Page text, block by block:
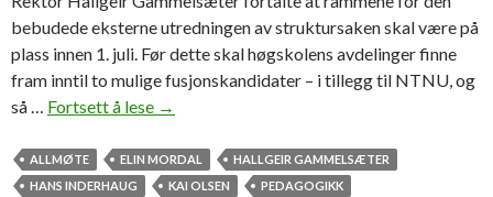
d
l
i
bebudede eksterne utredningen av struktursaken skal være på
plass innen 1. juli. Før dette skal høgskolens avdelinger finne
fram inntil to mulige fusjonskandidater – i tillegg til NTNU, og
så … Fortsett å lese S
r
u
→
ALLMØTE ELIN MORDAL
HALLGEIR GAMMELSÆTER
HANS INDERHAUG
KAI OLSEN
PEDAGOGIKK